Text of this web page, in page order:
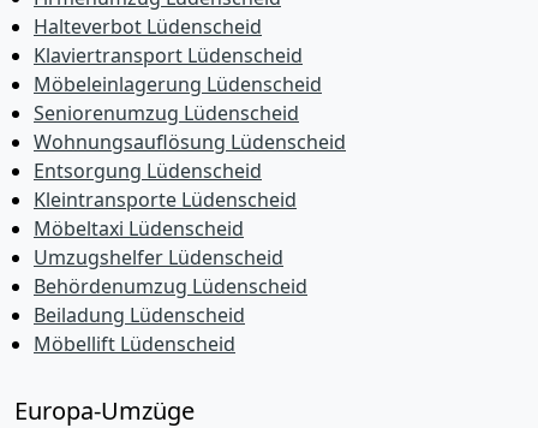
Halteverbot Lüdenscheid
Klaviertransport Lüdenscheid
Möbeleinlagerung Lüdenscheid
Seniorenumzug Lüdenscheid
Wohnungsauflösung Lüdenscheid
Entsorgung Lüdenscheid
Kleintransporte Lüdenscheid
Möbeltaxi Lüdenscheid
Umzugshelfer Lüdenscheid
Behördenumzug Lüdenscheid
Beiladung Lüdenscheid
Möbellift Lüdenscheid
Europa-Umzüge